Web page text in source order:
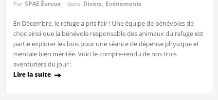
Par SPAE Évreux dans Divers, Evénements
En Décembre, le refuge a pris l’air ! Une équipe de bénévoles de
choc ainsi que la bénévole responsable des animaux du refuge est
partie explorer les bois pour une séance de dépense physique et
mentale bien méritée. Voici le compte-rendu de nos trois
aventuriers du jour :
Lire la suite